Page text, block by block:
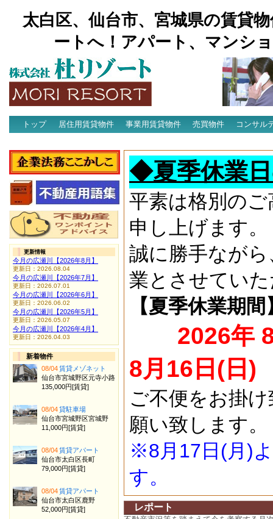
太白区、仙台市、宮城県の賃貸
ートへ！アパート、マンシ
トップ 居住用賃貸物件 事業用賃貸物件 売買物件
コンサル
◆夏季休業
平素は格別の
申し上げます。
誠に勝手なが
業とさせてい
【夏季休業期間
2026年
8月16日(日)
ご不便をお掛
願い致します。
※8月17日(月)
す。
レポート
更新情報
今月の広瀬川【2026年8月】
更新日：2026.08.04
今月の広瀬川【2026年7月】
更新日：2026.07.01
今月の広瀬川【2026年6月】
更新日：2026.06.02
今月の広瀬川【2026年5月】
更新日：2026.05.07
今月の広瀬川【2026年4月】
更新日：2026.04.03
新着物件
08/04賃貸メゾネット
仙台市宮城野区元寺小路
135,000円[賃貸]
08/04貸駐車場
仙台市宮城野区宮城野
11,000円[賃貸]
08/04賃貸アパート
仙台市太白区長町
79,000円[賃貸]
08/04賃貸アパート
仙台市太白区鹿野
52,000円[賃貸]